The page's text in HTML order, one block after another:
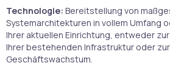
Technologie: Bereitstellung von
Systemarchitekturen in vollem Umfang
Ihrer aktuellen Einrichtung, entweder
Ihrer bestehenden Infrastruktur oder
Geschäftswachstum.